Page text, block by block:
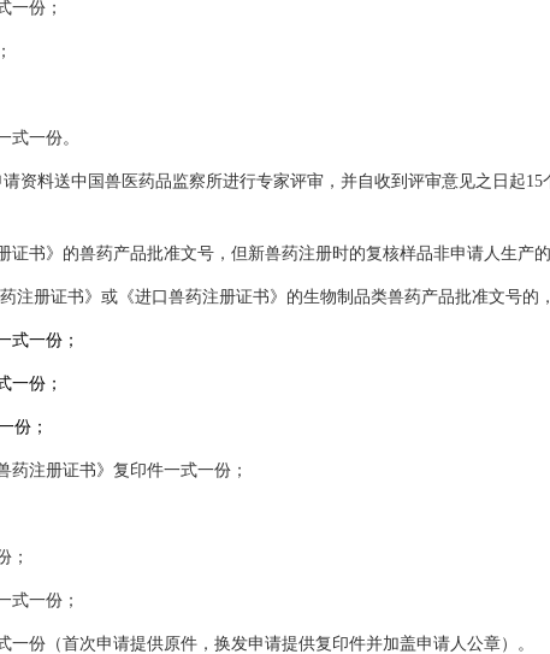
份；
一份。
料送中国兽医药品监察所进行专家评审，并自收到评审意见之日起
》的兽药产品批准文号，但新兽药注册时的复核样品非申请人生产
注册证书》或《进口兽药注册证书》的生物制品类兽药产品批准文号
式一份；
份；
份；
注册证书》复印件一式一份；
；
一份；
（首次申请提供原件，换发申请提供复印件并加盖申请人公章）。